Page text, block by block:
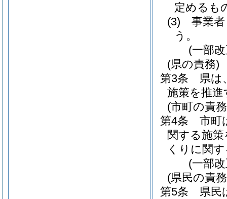
定めるも
(3)
事業
う。
(一部
(県の責務)
第3条
県は
施策を推
(市町の責
第4条
市町
関する施
くりに関
(一部
(県民の責
第5条
県民